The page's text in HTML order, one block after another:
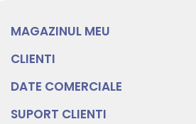
MAGAZINUL MEU
CLIENTI
DATE COMERCIALE
SUPORT CLIENTI